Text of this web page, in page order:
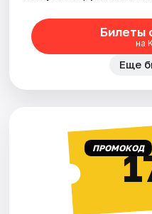
Билеты
на
Еще
ПРОМОКОД